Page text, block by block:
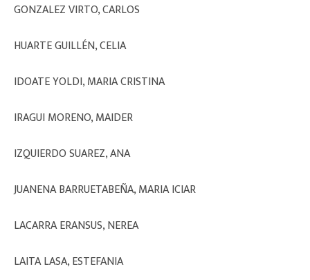
GONZALEZ VIRTO, CARLOS
HUARTE GUILLÉN, CELIA
IDOATE YOLDI, MARIA CRISTINA
IRAGUI MORENO, MAIDER
IZQUIERDO SUAREZ, ANA
JUANENA BARRUETABEÑA, MARIA ICIAR
LACARRA ERANSUS, NEREA
LAITA LASA, ESTEFANIA